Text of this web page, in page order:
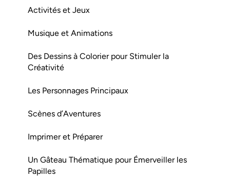
Activités et Jeux
Musique et Animations
Des Dessins à Colorier pour Stimuler la
Créativité
Les Personnages Principaux
Scènes d’Aventures
Imprimer et Préparer
Un Gâteau Thématique pour Émerveiller les
Papilles